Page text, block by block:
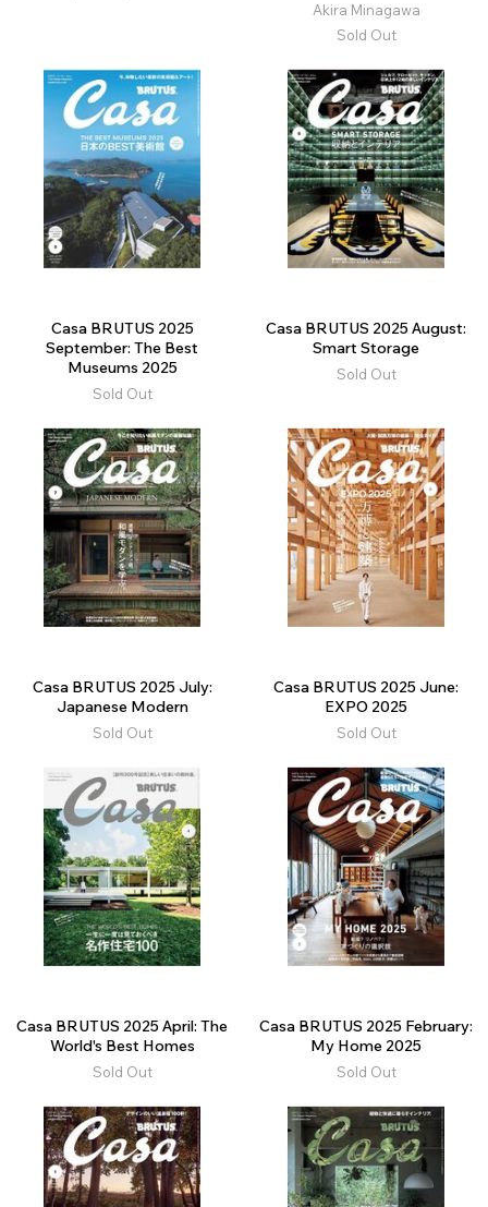
Akira Minagawa
Sold Out
Casa BRUTUS 2025
September: The Best
Museums 2025
Sold Out
Casa BRUTUS 2025 August:
Smart Storage
Sold Out
Casa BRUTUS 2025 July:
Japanese Modern
Sold Out
Casa BRUTUS 2025 June:
EXPO 2025
Sold Out
Casa BRUTUS 2025 April: The
World's Best Homes
Sold Out
Casa BRUTUS 2025 February:
My Home 2025
Sold Out